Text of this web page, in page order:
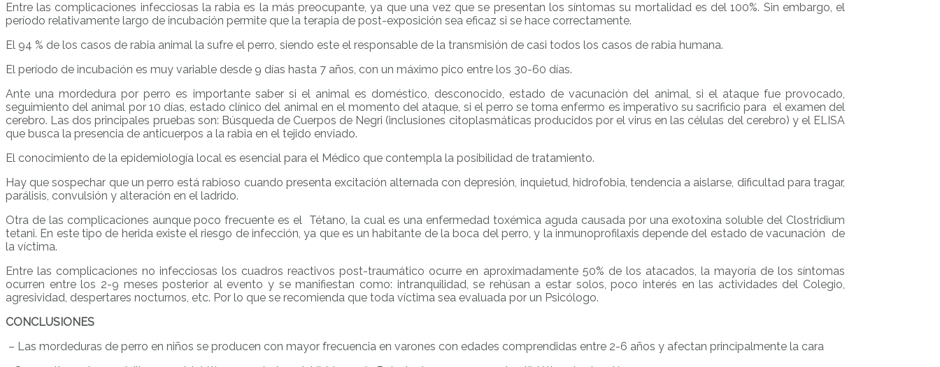
Entre las complicaciones infecciosas la rabia es la más preocupante, ya que una vez que se presentan los síntomas su mortalidad es del 100%. Sin embargo, el
período relativamente largo de incubación permite que la terapia de post-exposición sea eficaz si se hace correctamente.
El 94 % de los casos de rabia animal la sufre el perro, siendo este el responsable de la transmisión de casi todos los casos de rabia humana.
El período de incubación es muy variable desde 9 días hasta 7 años, con un máximo pico entre los 30-60 días.
Ante una mordedura por perro es importante saber si el animal es doméstico, desconocido, estado de vacunación del animal, si el ataque fue provocado,
seguimiento del animal por 10 días, estado clínico del animal en el momento del ataque, si el perro se torna enfermo es imperativo su sacrificio para el examen del
cerebro. Las dos principales pruebas son: Búsqueda de Cuerpos de Negri (inclusiones citoplasmáticas producidos por el virus en las células del cerebro) y el ELISA
que busca la presencia de anticuerpos a la rabia en el tejido enviado.
El conocimiento de la epidemiología local es esencial para el Médico que contempla la posibilidad de tratamiento.
Hay que sospechar que un perro está rabioso cuando presenta excitación alternada con depresión, inquietud, hidrofobia, tendencia a aislarse, dificultad para tragar,
parálisis, convulsión y alteración en el ladrido.
Otra de las complicaciones aunque poco frecuente es el Tétano, la cual es una enfermedad toxémica aguda causada por una exotoxina soluble del Clostridium
tetani. En este tipo de herida existe el riesgo de infección, ya que es un habitante de la boca del perro, y la inmunoprofilaxis depende del estado de vacunación de
la víctima.
Entre las complicaciones no infecciosas los cuadros reactivos post-traumático ocurre en aproximadamente 50% de los atacados, la mayoría de los síntomas
ocurren entre los 2-9 meses posterior al evento y se manifiestan como: intranquilidad, se rehúsan a estar solos, poco interés en las actividades del Colegio,
agresividad, despertares nocturnos, etc. Por lo que se recomienda que toda víctima sea evaluada por un Psicólogo.
CONCLUSIONES
– Las mordeduras de perro en niños se producen con mayor frecuencia en varones con edades comprendidas entre 2-6 años y afectan principalmente la cara